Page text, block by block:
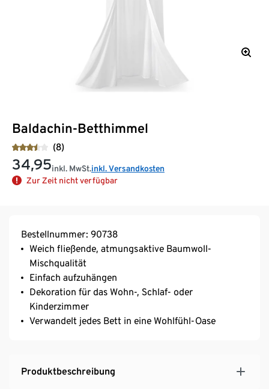
Baldachin-Betthimmel
(8)
34,95inkl. MwSt.inkl. Versandkosten
Zur Zeit nicht verfügbar
Bestellnummer: 90738
Weich fließende, atmungsaktive Baumwoll-
Mischqualität
Einfach aufzuhängen
Dekoration für das Wohn-, Schlaf- oder
Kinderzimmer
Verwandelt jedes Bett in eine Wohlfühl-Oase
Produktbeschreibung